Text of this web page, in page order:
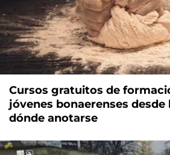
Cursos gratuitos de
jóvenes bonaerenses desde
dónde anotarse